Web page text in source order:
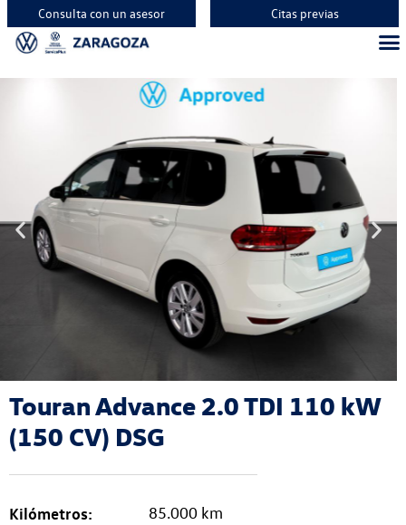
Consulta con un asesor Citas previas
Touran Advance 2.0 TDI 110 kW
(150 CV) DSG
Kilómetros: 85.000 km